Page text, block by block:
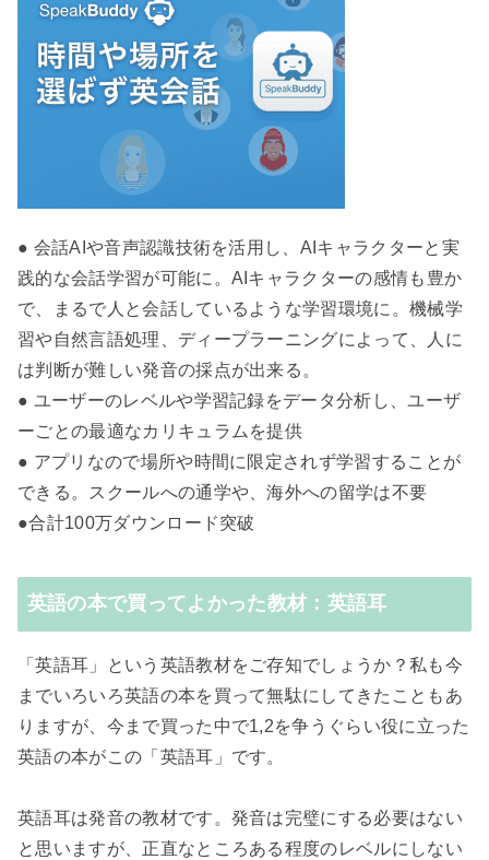
● 会話AIや音声認識技術を活用し、AIキャラクターと実
践的な会話学習が可能に。AIキャラクターの感情も豊か
で、まるで人と会話しているような学習環境に。機械学
習や自然言語処理、ディープラーニングによって、人に
は判断が難しい発音の採点が出来る。
● ユーザーのレベルや学習記録をデータ分析し、ユーザ
ーごとの最適なカリキュラムを提供
● アプリなので場所や時間に限定されず学習することが
できる。スクールへの通学や、海外への留学は不要
●合計100万ダウンロード突破
英語の本で買ってよかった教材：英語耳
「英語耳」という英語教材をご存知でしょうか？私も今
までいろいろ英語の本を買って無駄にしてきたこともあ
りますが、今まで買った中で1,2を争うぐらい役に立った
英語の本がこの「英語耳」です。
英語耳は発音の教材です。発音は完璧にする必要はない
と思いますが、正直なところある程度のレベルにしない